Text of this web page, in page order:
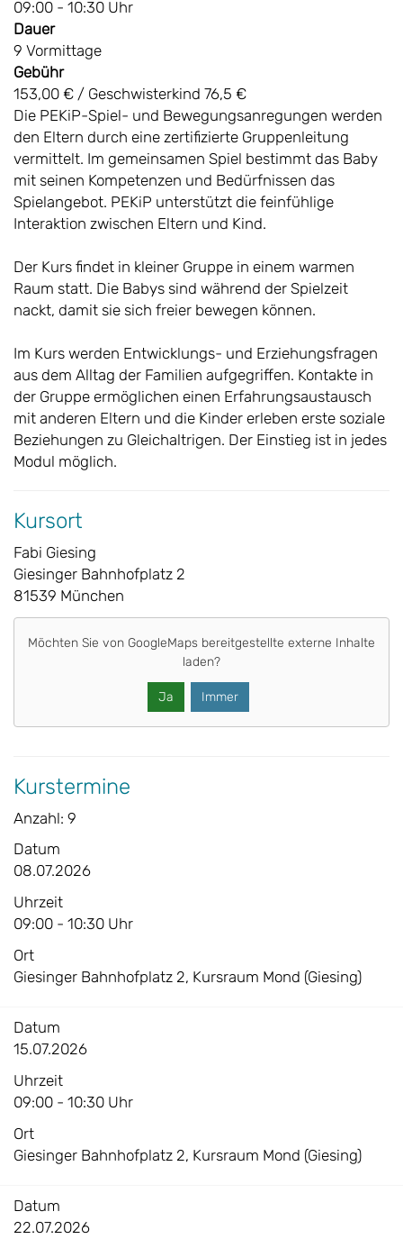
09:00 - 10:30 Uhr
Dauer
9 Vormittage
Gebühr
153,00 € / Geschwisterkind 76,5 €
Die PEKiP-Spiel- und Bewegungsanregungen werden
den Eltern durch eine zertifizierte Gruppenleitung
vermittelt. Im gemeinsamen Spiel bestimmt das Baby
mit seinen Kompetenzen und Bedürfnissen das
Spielangebot. PEKiP unterstützt die feinfühlige
Interaktion zwischen Eltern und Kind.
Der Kurs findet in kleiner Gruppe in einem warmen
Raum statt. Die Babys sind während der Spielzeit
nackt, damit sie sich freier bewegen können.
Im Kurs werden Entwicklungs- und Erziehungsfragen
aus dem Alltag der Familien aufgegriffen. Kontakte in
der Gruppe ermöglichen einen Erfahrungsaustausch
mit anderen Eltern und die Kinder erleben erste soziale
Beziehungen zu Gleichaltrigen. Der Einstieg ist in jedes
Modul möglich.
Kursort
Fabi Giesing
Giesinger Bahnhofplatz 2
81539 München
Möchten Sie von GoogleMaps bereitgestellte externe Inhalte
laden?
Ja Immer
Kurstermine
Anzahl: 9
Datum
08.07.2026
Uhrzeit
09:00 - 10:30 Uhr
Ort
Giesinger Bahnhofplatz 2, Kursraum Mond (Giesing)
Datum
15.07.2026
Uhrzeit
09:00 - 10:30 Uhr
Ort
Giesinger Bahnhofplatz 2, Kursraum Mond (Giesing)
Datum
22.07.2026